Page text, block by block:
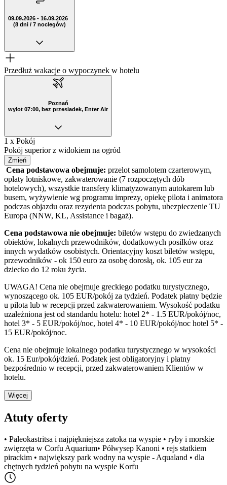
09.09.2026 - 16.09.2026
(8 dni / 7 noclegów)
Przedłuż wakacje o wypoczynek w hotelu
Poznań
wylot 07:00, bez przesiadek, Enter Air
1 x Pokój
Pokój superior z widokiem na ogród
Zmień
Cena podstawowa obejmuje: przelot samolotem czarterowym,
opłaty lotniskowe, zakwaterowanie (7 rozpoczętych dób
hotelowych), wszystkie transfery klimatyzowanym autokarem lub
busem, wyżywienie wg programu imprezy, opiekę pilota i animatora
podczas objazdu oraz rezydenta podczas pobytu, ubezpieczenie TU
Europa (NNW, KL, Assistance i bagaż).
Cena podstawowa nie obejmuje: biletów wstępu do zwiedzanych
obiektów, lokalnych przewodników, dodatkowych posiłków oraz
innych wydatków osobistych. Orientacyjny koszt biletów wstępu,
przewodników - ok 150 euro za osobę dorosłą, ok. 105 eur za
dziecko do 12 roku życia.
UWAGA! Cena nie obejmuje greckiego podatku turystycznego,
wynoszącego ok. 105 EUR/pokój za tydzień. Podatek płatny będzie
u pilota lub w recepcji przed zakwaterowaniem. Wysokość podatku
uzależniona jest od standardu hotelu: hotel 2* - 1.5 EUR/pokój/noc,
hotel 3* - 5 EUR/pokój/noc, hotel 4* - 10 EUR/pokój/noc hotel 5* -
15 EUR/pokój/noc.
Cena nie obejmuje lokalnego podatku turystycznego w wysokości
ok. 15 Eur/pokój/dzień. Podatek jest obligatoryjny i płatny
bezpośrednio w recepcji, przed zakwaterowaniem Klientów w
hotelu.
Więcej
Atuty oferty
• Paleokastritsa i najpiękniejsza zatoka na wyspie • ryby i morskie
zwięrzęta w Corfu Aquarium• Półwysep Kanoni • rejs statkiem
pirackim • największy park wodny na wyspie - Aqualand • dla
chętnych tydzień pobytu na wyspie Korfu